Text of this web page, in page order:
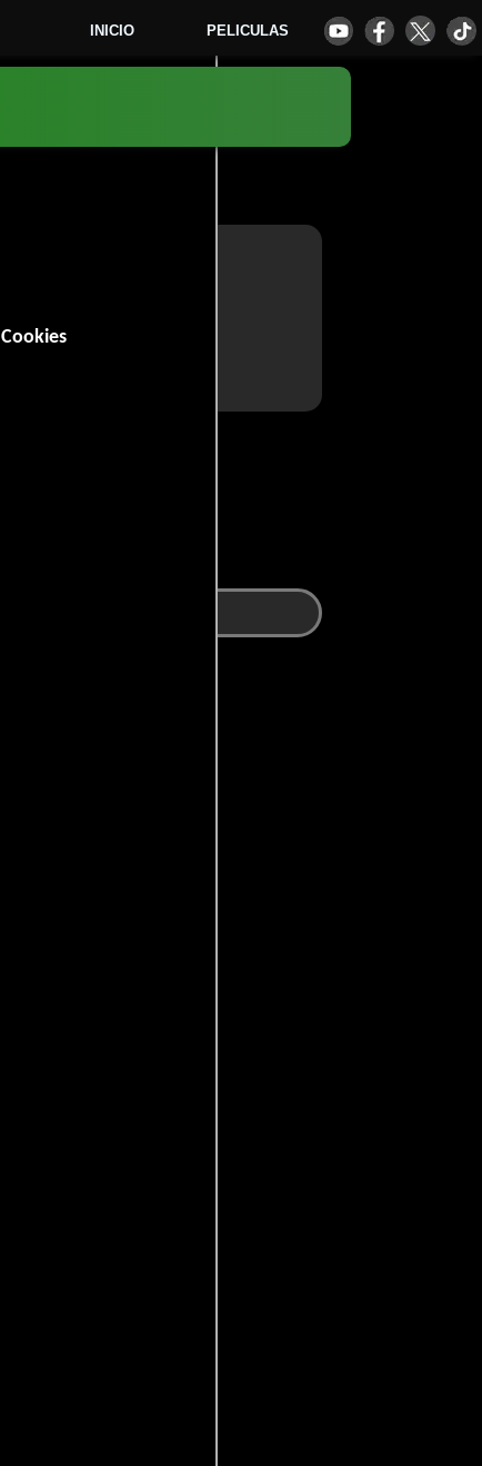
INICIO PELICULAS
Cookies